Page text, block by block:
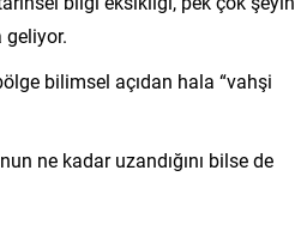
geliyor.
bilimsel açıdan hala “vahşi
ne kadar uzandığını bilse de